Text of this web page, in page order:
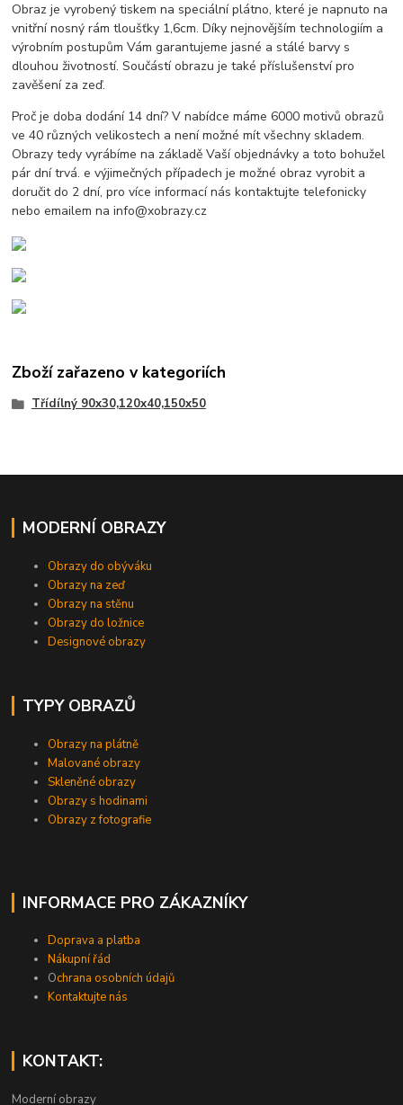
Obraz je vyrobený tiskem na speciální plátno, které je napnuto na
vnitřní nosný rám tloušťky 1,6cm. Díky nejnovějším technologiím a
výrobním postupům Vám garantujeme jasné a stálé barvy s
dlouhou životností. Součástí obrazu je také příslušenství pro
zavěšení za zeď.
Proč je doba dodání 14 dní? V nabídce máme 6000 motivů obrazů
ve 40 různých velikostech a není možné mít všechny skladem.
Obrazy tedy vyrábíme na základě Vaší objednávky a toto bohužel
pár dní trvá. e výjimečných případech je možné obraz vyrobit a
doručit do 2 dní, pro více informací nás kontaktujte telefonicky
nebo emailem na info@xobrazy.cz
Zboží zařazeno v kategoriích
Třídílný 90x30,120x40,150x50
MODERNÍ OBRAZY
Obrazy do obýváku
Obrazy na zeď
Obrazy na stěnu
Obrazy do ložnice
Designové obrazy
TYPY OBRAZŮ
Obrazy na plátně
Malované obrazy
Skleněné obrazy
Obrazy s hodinami
Obrazy z fotografie
INFORMACE PRO ZÁKAZNÍKY
Doprava a platba
Nákupní řád
Ochrana osobních údajů
Kontaktujte nás
KONTAKT:
Moderní obrazy